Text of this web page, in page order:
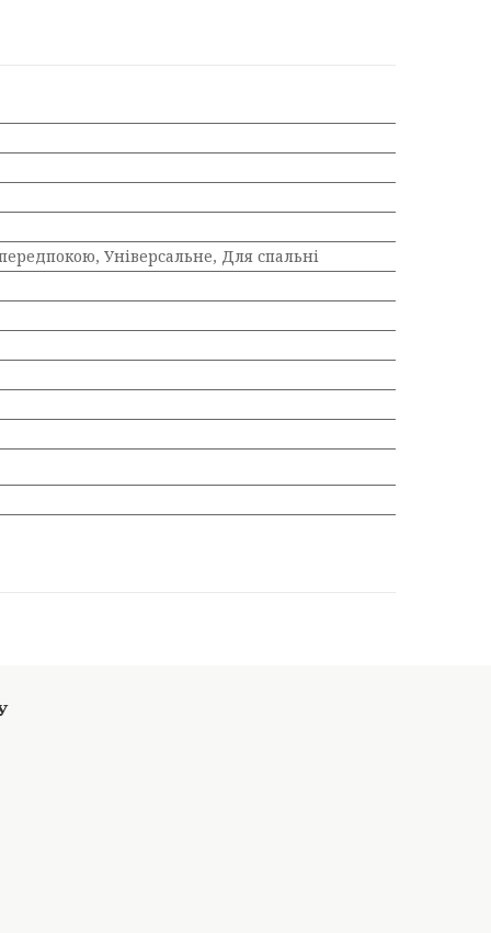
Універсальне, Для спальні